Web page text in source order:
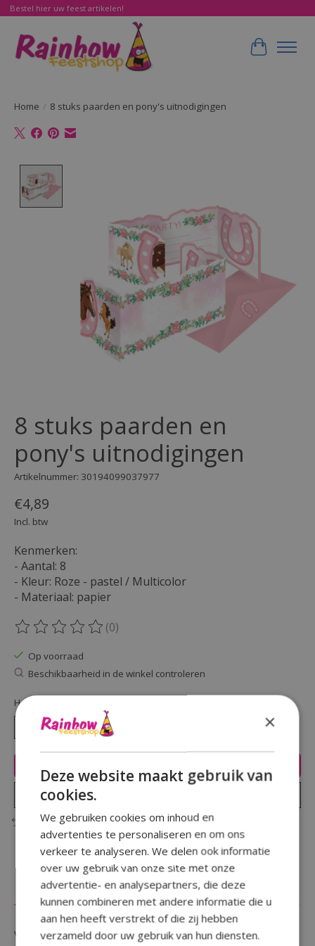
Bestel hier uw feest artikelen!
Home / 8 stuks paarden en pony's uitnodigingen
8 stuks paarden en
pony's uitnodigingen
Artikelnummer: 30194099037977
€4,89
Incl. btw
Kenmerken:
- Aantal: 8
- Kleur: Roze - pastel / Multicolor
- Materiaal: papier
De beoordeling van dit product is
(0)
Op voorraad
Beschikbaarheid in de winkel controleren
Hoeveelheid:
Toevoegen om te vergelijken
Beschrijving Reviews (0)
Vier je verjaardag of themafeest met deze 8 stuks
×
Deze website maakt gebruik van
cookies.
We gebruiken cookies om inhoud en
advertenties te personaliseren en om ons
verkeer te analyseren. We delen ook informatie
over uw gebruik van onze site met onze
advertentie- en analysepartners, die deze
kunnen combineren met andere informatie die u
aan hen heeft verstrekt of die zij hebben
verzameld door uw gebruik van hun diensten.